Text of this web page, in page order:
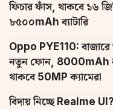
ফিচার ফাঁস, থাকবে ১৬
৮৫০০mAh ব্যাটারি
Oppo PYE110:
নতুন ফোন, 8000mAh
থাকবে 50MP ক্যামেরা
বিদায় নিচ্ছে Realme